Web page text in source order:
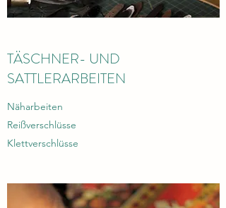
TÄSCHNER- UND
SATTLERARBEITEN
Näharbeiten
Reißverschlüsse
Klettverschlüsse